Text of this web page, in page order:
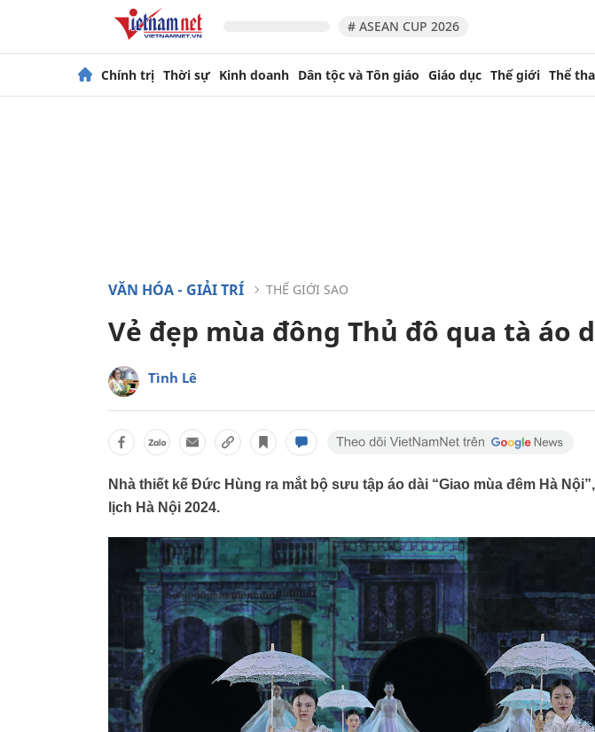
# ASEAN CUP 2026
Chính trị Thời sự Kinh doanh Dân tộc và Tôn giáo Giáo dục Thế giới Thể
VĂN HÓA - GIẢI TRÍ THẾ GIỚI SAO
Vẻ đẹp mùa đông Thủ đô qua tà áo
Tình Lê
Nhà thiết kế Đức Hùng ra mắt bộ sưu tập áo dài “Giao mùa đêm Hà
lịch Hà Nội 2024.